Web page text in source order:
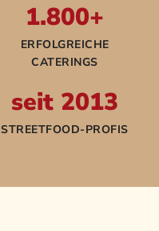
1.800+
ERFOLGREICHE
CATERINGS
seit 2013
STREETFOOD-PROFIS